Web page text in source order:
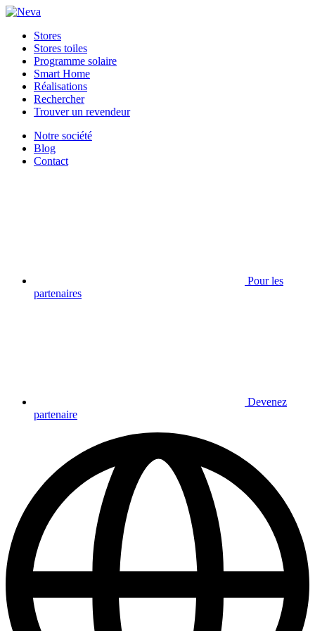
Stores
Stores toiles
Programme solaire
Smart Home
Réalisations
Rechercher
Trouver un revendeur
Notre société
Blog
Contact
Pour les
partenaires
Devenez
partenaire